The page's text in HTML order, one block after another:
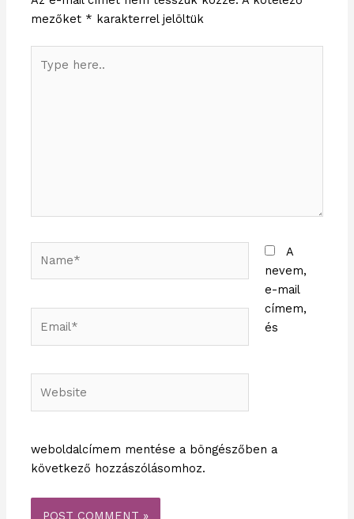
mezőket * karakterrel jelöltük
here..
A
nevem,
e-mail
címem,
és
weboldalcímem mentése a böngészőben a
következő hozzászólásomhoz.